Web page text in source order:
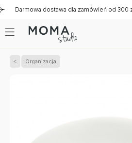
dostawa dla zamówień od 300 zł
Organizacja